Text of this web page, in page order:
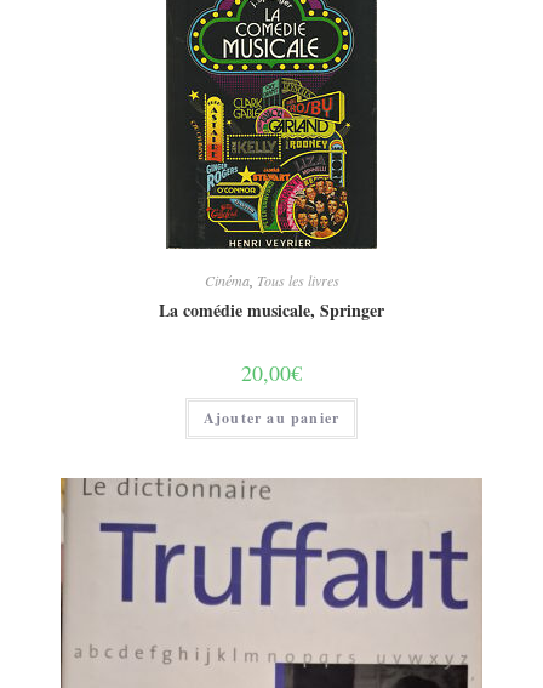
Cinéma, Tous les livres
La comédie musicale, Springer
20,00€
Ajouter au panier